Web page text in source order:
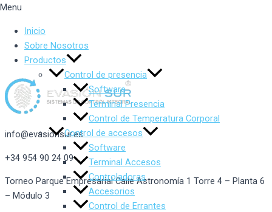
Menu
Inicio
Sobre Nosotros
Productos
Control de presencia
Software
Terminal Presencia
Control de Temperatura Corporal
Control de accesos
Software
Terminal Accesos
Controladoras
Accesorios
Control de Errantes
info@evasionsur.es
+34 954 90 24 09
Torneo Parque Empresarial Calle Astronomía 1 Torre 4 – Planta 6
– Módulo 3